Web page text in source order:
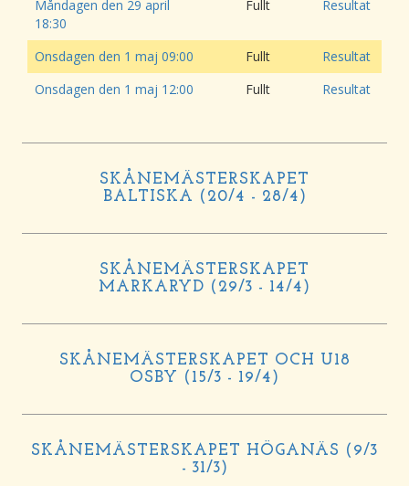
Måndagen den 29 april
18:30
Fullt Resultat
Onsdagen den 1 maj 09:00 Fullt
Resultat
Onsdagen den 1 maj 12:00
Fullt Resultat
SKÅNEMÄSTERSKAPET
BALTISKA (20/4 - 28/4)
SKÅNEMÄSTERSKAPET
MARKARYD (29/3 - 14/4)
SKÅNEMÄSTERSKAPET OCH U18
OSBY (15/3 - 19/4)
SKÅNEMÄSTERSKAPET HÖGANÄS (9/3
- 31/3)